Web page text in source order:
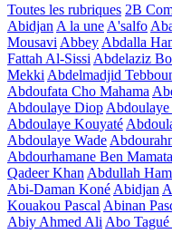
Toutes les rubriques 2B
Abidjan A la une A'salfo
Mousavi Abbey Abdalla
Fattah Al-Sissi Abdelaziz
Mekki Abdelmadjid
Abdoufata Cho Mahama
Abdoulaye Diop
Abdoulaye Kouyaté
Abdoulaye Wade
Abdourhamane Ben
Qadeer Khan Abdullah
Abi-Daman Koné Abidjan
Kouakou Pascal Abinan
Abiy Ahmed Ali Abo